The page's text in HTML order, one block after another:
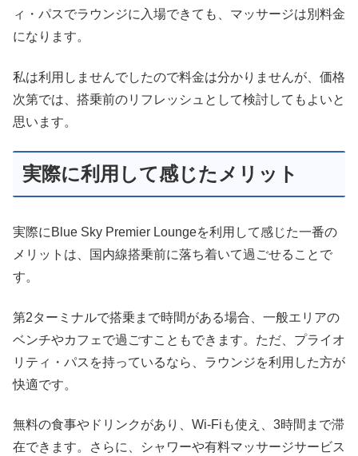
ィ・パスでラウンジに入場できても、マッサージは別料金
になります。
私は利用しませんでしたので料金は分かりませんが、価格
次第では、搭乗前のリフレッシュとして検討してもよいと
思います。
実際に利用して感じたメリット
実際にBlue Sky Premier Loungeを利用して感じた一番の
メリットは、国内線搭乗前に落ち着いて過ごせることで
す。
第2ターミナルで搭乗まで時間がある場合、一般エリアの
ベンチやカフェで過ごすこともできます。ただ、プライオ
リティ・パスを持っているなら、ラウンジを利用した方が
快適です。
無料の食事やドリンクがあり、Wi-Fiも使え、3時間まで滞
在できます。さらに、シャワーや有料マッサージサービス